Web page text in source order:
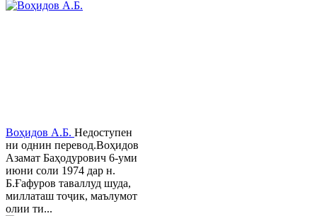
Воҳидов А.Б. Недоступен
ни однин перевод.Воҳидов
Азамат Баҳодурович 6-уми
июни соли 1974 дар н.
Б.Ғафуров таваллуд шуда,
миллаташ тоҷик, маълумот
олии ти...